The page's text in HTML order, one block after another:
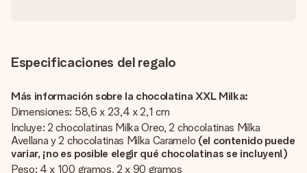
Especificaciones del regalo
Más información sobre la chocolatina XXL Milka:
Dimensiones: 58,6 x 23,4 x 2,1 cm
Incluye: 2 chocolatinas Milka Oreo, 2 chocolatinas Milka
Avellana y 2 chocolatinas Milka Caramelo (el contenido puede
variar, ¡no es posible elegir qué chocolatinas se incluyen!)
Peso: 4 x 100 gramos, 2 x 90 gramos